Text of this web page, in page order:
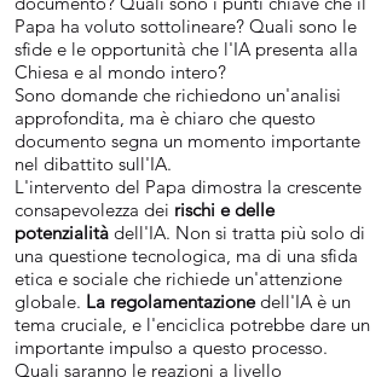
Papa ha voluto sottolineare? Quali sono le
sfide e le opportunità che l'IA presenta alla
Chiesa e al mondo intero?
Sono domande che richiedono un'analisi
approfondita, ma è chiaro che questo
documento segna un momento importante
nel dibattito sull'IA.
L'intervento del Papa dimostra la crescente
consapevolezza dei rischi e delle
potenzialità dell'IA. Non si tratta più solo di
una questione tecnologica, ma di una sfida
etica e sociale che richiede un'attenzione
globale. La regolamentazionedell'IA è un
tema cruciale, e l'enciclica potrebbe dare un
importante impulso a questo processo.
Quali saranno le reazioni a livello